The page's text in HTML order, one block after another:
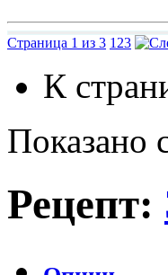
Страница 1 из 3 1 23
К
Показано
Рецепт: